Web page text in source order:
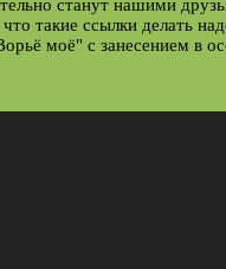
станут нашими
такие ссылки делать
моё" с занесением в